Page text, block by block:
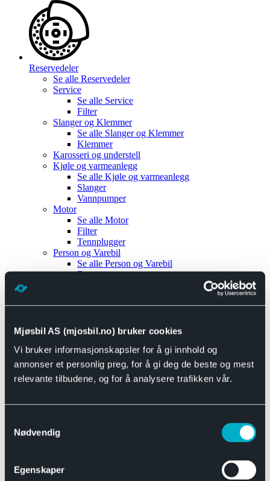
Mjøsbil AS (mjosbil.no) bruker cookies
Vi bruker informasjonskapsler for å gi innhold og
annonser et personlig preg, for å gi deg de beste og mest
relevante tilbudene, og for å analysere trafikken vår.
Nødvendig
Egenskaper
Reservedeler
Se alle Reservedeler
Service
Se alle Service
Filter
Slanger og Klemmer
Se alle Slanger og Klemmer
Klemmer
Karosseri og understell
Kjøle og varmeanlegg
Se alle Kjøle og varmeanlegg
Slanger
Vannpumper
Motor
Se alle Motor
Filter
Tennplugger
Person og Varebil
Se alle Person og Varebil
Brems
Motor og drivverk
Se alle Universal
Bremsedeler
Se alle Bremsedeler
Bremsenippler
Drivline og motor
Se alle Drivline og motor
Eksosanlegg